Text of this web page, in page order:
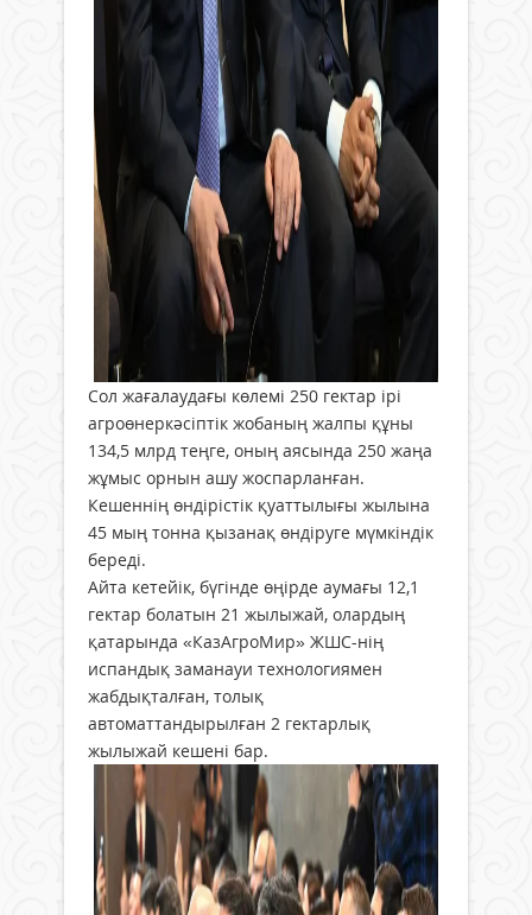
Сол жағалаудағы көлемі 250 гектар ірі
агроөнеркәсіптік жобаның жалпы құны
134,5 млрд теңге, оның аясында 250 жаңа
жұмыс орнын ашу жоспарланған.
Кешеннің өндірістік қуаттылығы жылына
45 мың тонна қызанақ өндіруге мүмкіндік
береді.
Айта кетейік, бүгінде өңірде аумағы 12,1
гектар болатын 21 жылыжай, олардың
қатарында «КазАгроМир» ЖШС-нің
испандық заманауи технологиямен
жабдықталған, толық
автоматтандырылған 2 гектарлық
жылыжай кешені бар.